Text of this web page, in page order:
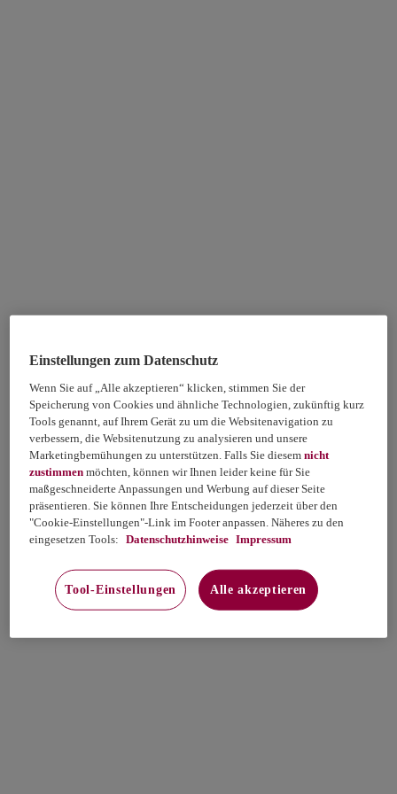
Einstellungen zum Datenschutz
Wenn Sie auf „Alle akzeptieren“ klicken, stimmen Sie der
Speicherung von Cookies und ähnliche Technologien, zukünftig kurz
Tools genannt, auf Ihrem Gerät zu um die Websitenavigation zu
verbessern, die Websitenutzung zu analysieren und unsere
Marketingbemühungen zu unterstützen. Falls Sie diesemnicht
zustimmen möchten, können wir Ihnen leider keine für Sie
maßgeschneiderte Anpassungen und Werbung auf dieser Seite
präsentieren. Sie können Ihre Entscheidungen jederzeit über den
"Cookie-Einstellungen"-Link im Footer anpassen. Näheres zu den
eingesetzen Tools: Datenschutzhinweise Impressum
Tool-Einstellungen Alle akzeptieren